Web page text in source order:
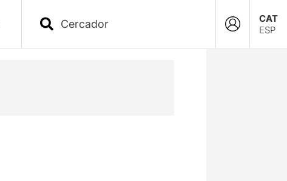
CAT
ESP